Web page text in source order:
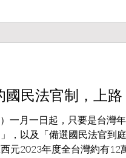
民法官制，上路
一月一日起，只要是台灣
，以及「備選國民法官到
元2023年度全台灣約有12